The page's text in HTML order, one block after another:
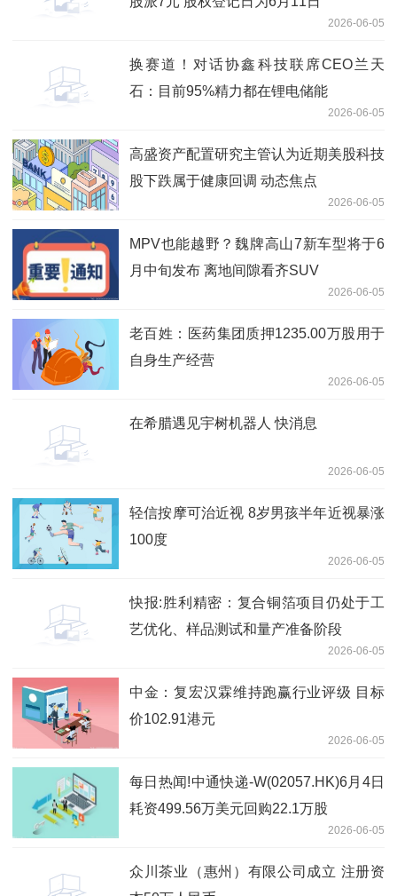
2026-06-05
换赛道！对话协鑫科技联席CEO兰天
石：目前95%精力都在锂电储能
2026-06-05
高盛资产配置研究主管认为近期美股科技
股下跌属于健康回调 动态焦点
2026-06-05
MPV也能越野？魏牌高山7新车型将于6
月中旬发布 离地间隙看齐SUV
2026-06-05
老百姓：医药集团质押1235.00万股用于
自身生产经营
2026-06-05
在希腊遇见宇树机器人 快消息
2026-06-05
轻信按摩可治近视 8岁男孩半年近视暴涨
100度
2026-06-05
快报:胜利精密：复合铜箔项目仍处于工
艺优化、样品测试和量产准备阶段
2026-06-05
中金：复宏汉霖维持跑赢行业评级 目标
价102.91港元
2026-06-05
每日热闻!中通快递-W(02057.HK)6月4日
耗资499.56万美元回购22.1万股
2026-06-05
众川茶业（惠州）有限公司成立 注册资